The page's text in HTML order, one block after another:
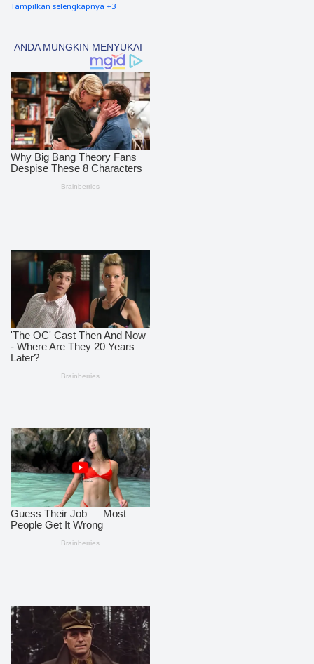
nias barat
polres nias selatan 50
Tampilkan selengkapnya +3